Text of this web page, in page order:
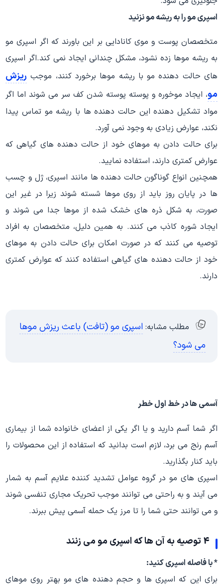
اسپری مو را به ریشه مو نزنید
متخصصان پوست و موی کانادایی بر این باورند که اگر اسپری مو
به ریشه موها زده نشود، مشکل چندانی ایجاد نمی کند.اگر اسپری
های حالت دهنده مو با ریشه موها برخورد کنند، موجب ریزش
مو، ایجاد موخوره و پوسته پوسته شدن کف سر می شوند اما اگر
مواد تشکیل دهنده این حالت دهنده ها با ریشه مو تماس پیدا
نکند، عوارض زیادی به وجود نمی آورد.
برای حالت دادن به موهای خود از حالت دهنده های گیاهی که
عوارض کمتری دارند، استفاده نمایید.
همچنین انواع گوناگون حالت دهنده ها مانند اسپری، ژل و چسب
ها در پایان روز باید از روی موها شسته شوند زیرا در غیر این
صورت، به شکل ذره های خشک شده از موها جدا می شوند و
ایجاد شوره کاذب می کنند. به همین دلیل، متخصصان به افراد
توصیه می کنند که در صورت امکان برای حالت دادن به موهای
خود از حالت دهنده های گیاهی استفاده کنند که عوارض کمتری
دارند.
مطلب مشابه:اسپری مو (تافت) باعث ریزش موها
می شود؟
آسمی ها در خط اول خطر
اگر شما آسم دارید و یا اگر یکی از اعضای خانواده شما از بیماری
آسم رنج می برد، لازم است بدانید که استفاده از این محصولات را
باید کنار بگذارید.
اسپری های مو در گروه عوامل تشدید کننده علایم آسم به شمار
می آیند و به راحتی می توانند موجب تحریک مجاری تنفسی شوند
و می توانند حتی شما را تا مرز یک حمله آسمی پیش ببرند.
4 توصیه به آن ها که اسپری مو می زنند
* با فاصله اسپری کنید:
برای این که اسپری ها و حجم دهنده های مو بهتر روی موهای